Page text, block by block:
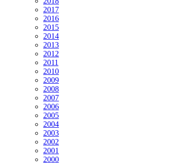
2017
2016
2015
2014
2013
2012
2011
2010
2009
2008
2007
2006
2005
2004
2003
2002
2001
2000